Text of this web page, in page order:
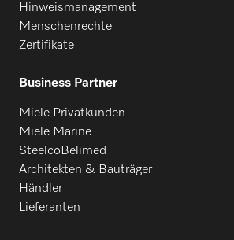
Hinweismanagement
Menschenrechte
Zertifikate
Business Partner
Miele Privatkunden
Miele Marine
SteelcoBelimed
Architekten & Bauträger
Händler
Lieferanten